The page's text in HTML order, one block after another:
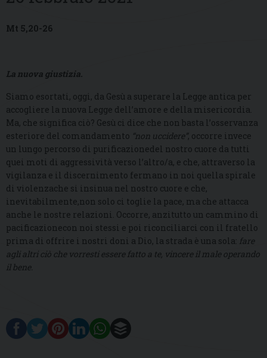
Mt 5,20-26
La nuova giustizia.
Siamo esortati, oggi, da Gesù a superare la Legge antica per
accogliere la nuova Legge dell’amore e della misericordia.
Ma, che significa ciò? Gesù ci dice che non basta l’osservanza
esteriore del comandamento “non uccidere”, occorre invece
un lungo percorso di purificazionedel nostro cuore da tutti
quei moti di aggressività verso l’altro/a, e che, attraverso la
vigilanza e il discernimento fermano in noi quella spirale
di violenzache si insinua nel nostro cuore e che,
inevitabilmente,non solo ci toglie la pace, ma che attacca
anche le nostre relazioni. Occorre, anzitutto un cammino di
pacificazionecon noi stessi e poi riconciliarci con il fratello
prima di offrire i nostri doni a Dio, la strada è una sola: fare
agli altri ciò che vorresti essere fatto a te, vincere il male operando
il bene.